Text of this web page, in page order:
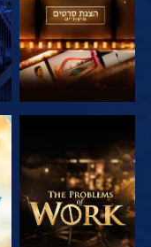
בדוק את הסדרה